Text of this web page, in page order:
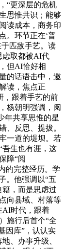
“更深层的危机
思惟共识；能够
读成本，商务印
。环节正在‘普
匹敌手艺。读
虑取都被AI代
但AI恰好相
的话语击中，邀
读，焦点正
，跟着手艺的前
杨朝明强调，阅
年共享思惟的星
、反思、提拔。
一道的堤坝。若
吾生也有涯，这
障“阅
的完整经历。学
。他强调以“五
，而是思虑过
向县域、村落等
AI时代，跟着
施行后首个“全
因库”，认认实
、办事升级、